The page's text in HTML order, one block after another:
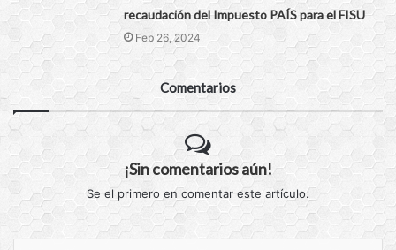
recaudación del Impuesto PAÍS para el FISU
Feb 26, 2024
Comentarios
¡Sin comentarios aún!
Se el primero en comentar este artículo.